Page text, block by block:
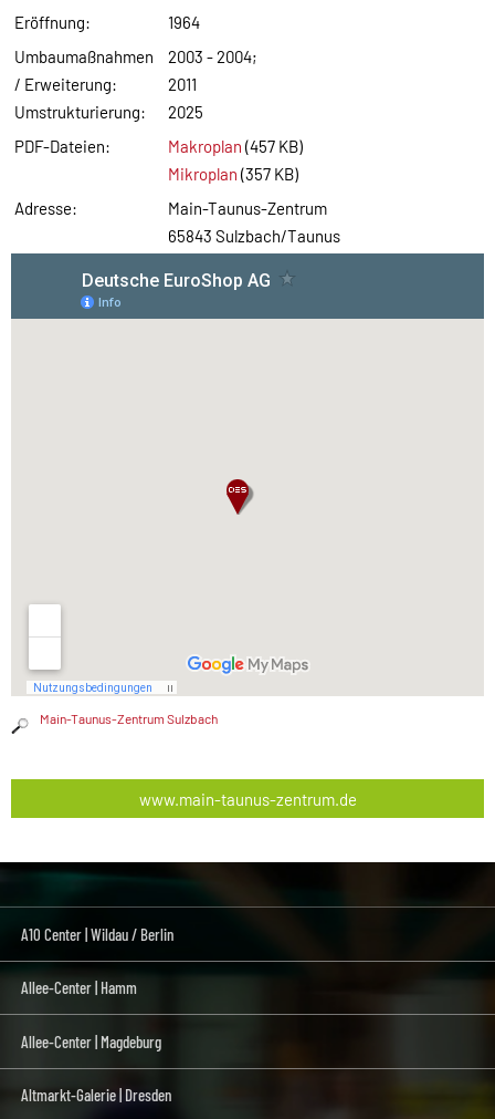
Eröffnung:
1964
Umbaumaßnahmen
/ Erweiterung:
Umstrukturierung:
2003 - 2004;
2011
2025
PDF-Dateien:
Makroplan (457 KB)
Mikroplan (357 KB)
Adresse:
Main-Taunus-Zentrum
65843 Sulzbach/Taunus
Main-Taunus-Zentrum Sulzbach
www.main-taunus-zentrum.de
A10 Center | Wildau / Berlin
Allee-Center | Hamm
Allee-Center | Magdeburg
Altmarkt-Galerie | Dresden